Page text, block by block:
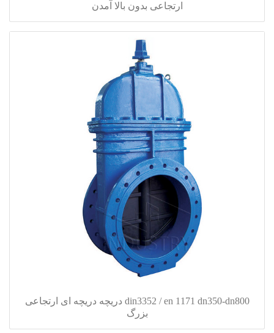
ارتجاعی بدون بالا آمدن
din3352 / en 1171 dn350-dn800 دریچه دریچه ای ارتجاعی
بزرگ